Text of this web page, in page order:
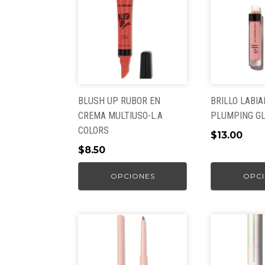
BLUSH UP RUBOR EN
CREMA MULTIUSO-L.A
COLORS
$8.50
OPCIONES
múltiples
variantes.
pueden
elegir
en
la
página
producto
BRILLO
PLUMPING
$13.00
múltiples
variantes.
opciones
pueden
elegir
en
página
producto